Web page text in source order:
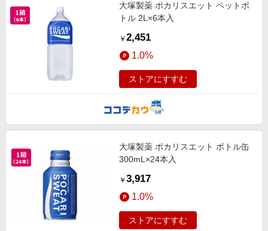
大塚製薬 ポカリスエット ペットボ
トル 2L×6本入
￥ 2,451
1.0%
ストアにすすむ
大塚製薬 ポカリスエット ボトル缶
300mL×24本入
￥ 3,917
1.0%
ストアにすすむ